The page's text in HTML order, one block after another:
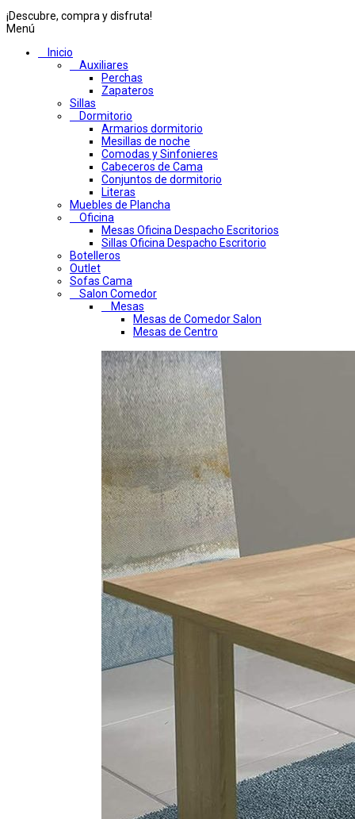
¡Descubre, compra y disfruta!
Menú
Inicio
Auxiliares
Perchas
Zapateros
Sillas
Dormitorio
Armarios dormitorio
Mesillas de noche
Comodas y Sinfonieres
Cabeceros de Cama
Conjuntos de dormitorio
Literas
Muebles de Plancha
Oficina
Mesas Oficina Despacho Escritorios
Sillas Oficina Despacho Escritorio
Botelleros
Outlet
Sofas Cama
Salon Comedor
Mesas
Mesas de Comedor Salon
Mesas de Centro